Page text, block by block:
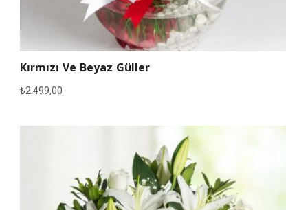
Kırmızı Ve Beyaz Güller
₺2.499,00